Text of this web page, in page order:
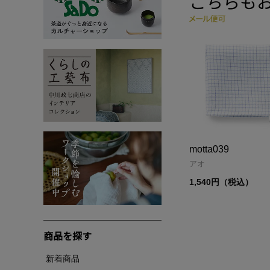
商品を探す
新着商品
motta039
アオ
1,540円（税込）